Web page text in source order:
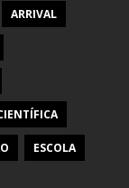
ARRIVAL
ESCOLA